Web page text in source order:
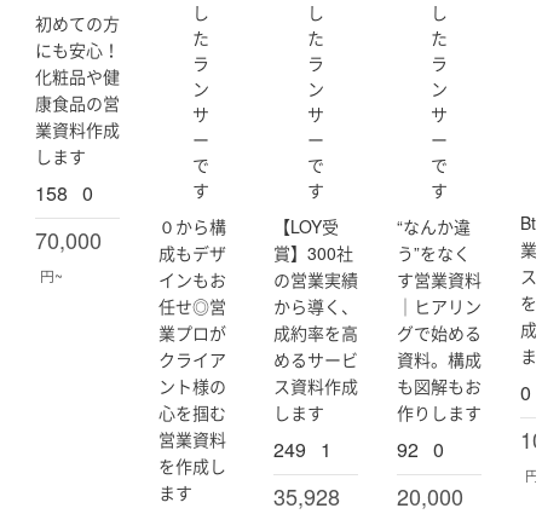
・Canva
・Figmaを使ったLPデザイン
・WordPressでの入稿
・プロクリエイトでの簡単なイラスト作成
【得意分野】
・料理、栄養、健康に関すること
・子育て
・介護
・イラスト作成
※認知症の実母がいます。認知症に関しての
記事にも対応できるかと思います。
納期を守ることはもちろん、丁寧なコミュニケーション
を心がけております。
ご連絡いただければ、すぐに対応できる態勢を整えてお
りますので、どうぞよろしくお願いします。
ご興味持っていただけましたら、メッセージでお気軽に
お声がけください。
どうぞ宜しくお願いいたします！
験
2
0
年
以
上
(t
初めての方
にも安心！
化粧品や健
康食品の営
業資料作成
します
158 0
70,000
円~
し
た
ラ
ン
サ
ー
で
す
０から構
成もデザ
インもお
任せ◎営
業プロが
クライア
ント様の
心を掴む
営業資料
を作成し
ます
し
た
ラ
ン
サ
ー
で
す
【LOY受
賞】300社
の営業実績
から導く、
成約率を高
めるサービ
ス資料作成
します
249 1
35,928
し
た
ラ
ン
サ
ー
で
す
“なんか違
う”をなく
す営業資料
｜ヒアリン
グで始める
資料。構成
も図解もお
作りします
92 0
20,000
0